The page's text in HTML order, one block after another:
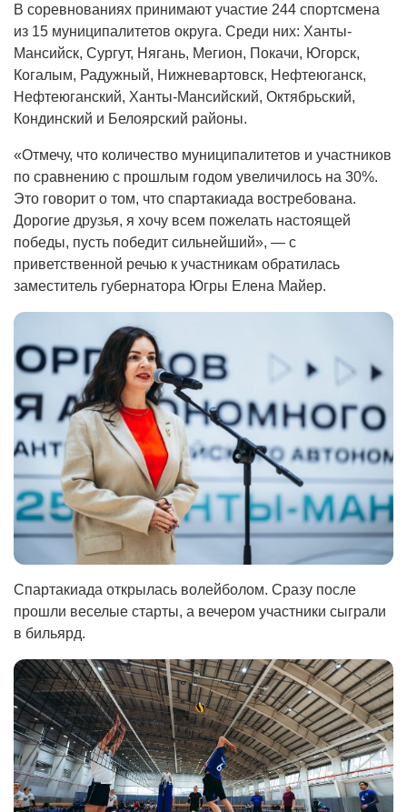
В соревнованиях принимают участие 244 спортсмена
из 15 муниципалитетов округа. Среди них: Ханты-
Мансийск, Сургут, Нягань, Мегион, Покачи, Югорск,
Когалым, Радужный, Нижневартовск, Нефтеюганск,
Нефтеюганский, Ханты-Мансийский, Октябрьский,
Кондинский и Белоярский районы.
«Отмечу, что количество муниципалитетов и участников
по сравнению с прошлым годом увеличилось на 30%.
Это говорит о том, что спартакиада востребована.
Дорогие друзья, я хочу всем пожелать настоящей
победы, пусть победит сильнейший», — с
приветственной речью к участникам обратилась
заместитель губернатора Югры Елена Майер.
Спартакиада открылась волейболом. Сразу после
прошли веселые старты, а вечером участники сыграли
в бильярд.